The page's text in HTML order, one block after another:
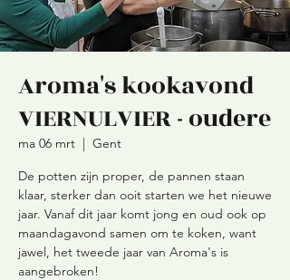
Aroma's kookavond
VIERNULVIER - oudere
ma 06 mrt
  |
Gent
De potten zijn proper, de pannen staan
klaar, sterker dan ooit starten we het nieuwe
jaar. Vanaf dit jaar komt jong en oud ook op
maandagavond samen om te koken, want
jawel, het tweede jaar van Aroma's is
aangebroken!